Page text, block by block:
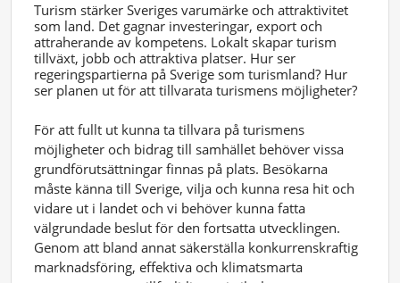
Turism stärker Sveriges varumärke och attraktivitet
som land. Det gagnar investeringar, export och
attraherande av kompetens. Lokalt skapar turism
tillväxt, jobb och attraktiva platser. Hur ser
regeringspartierna på Sverige som turismland? Hur
ser planen ut för att tillvarata turismens möjligheter?
För att fullt ut kunna ta tillvara på turismens
möjligheter och bidrag till samhället behöver vissa
grundförutsättningar finnas på plats. Besökarna
måste känna till Sverige, vilja och kunna resa hit och
vidare ut i landet och vi behöver kunna fatta
välgrundade beslut för den fortsatta utvecklingen.
Genom att bland annat säkerställa konkurrenskraftig
marknadsföring, effektiva och klimatsmarta